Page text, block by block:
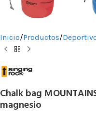
Inicio Productos
Chalk bag
magnesio